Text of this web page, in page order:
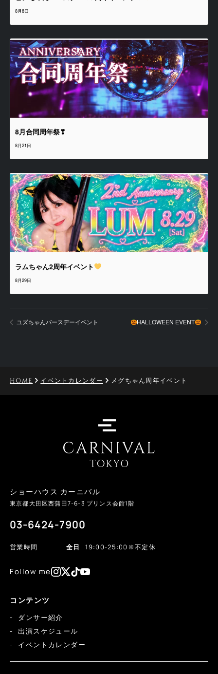
8月8日
8月合同周年祭❣
8月21日
ラムちゃん2周年イベント
8月29日
ユズちゃんバースデーイベント HALLOWEEN EVENT
HOME イベントカレンダー メグちゃん周年イベント
ショーハウス カーニバル
東京都大田区西蒲田7-6-3 プリンス会館1階
03-6424-7900
営業時間 全日 19:00-25:00 ※不定休
Follow me
コンテンツ
ダンサー紹介
出演スケジュール
イベントカレンダー